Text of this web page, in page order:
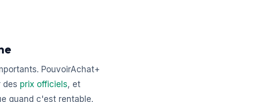
PouvoirAchat+
des prix officiels, et
quand c'est rentable.